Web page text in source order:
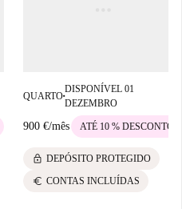
QUARTO■
DISPONÍVEL 01
DEZEMBRO
900 €/mês ATÉ 10 % DESCONTO
lock DEPÓSITO PROTEGIDO
euro CONTAS INCLUÍDAS